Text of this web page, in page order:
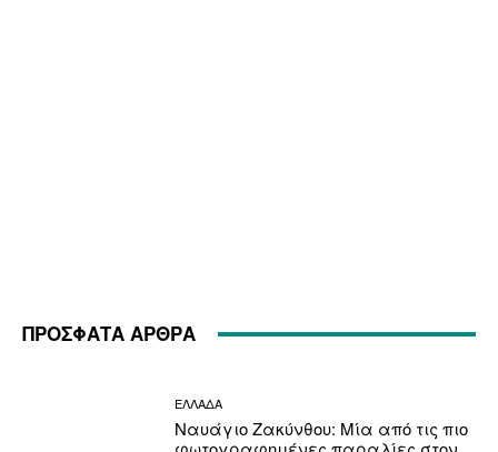
ΠΡΟΣΦΑΤΑ ΑΡΘΡΑ
ΕΛΛΑΔΑ
Ναυάγιο Ζακύνθου: Μία από τις πιο